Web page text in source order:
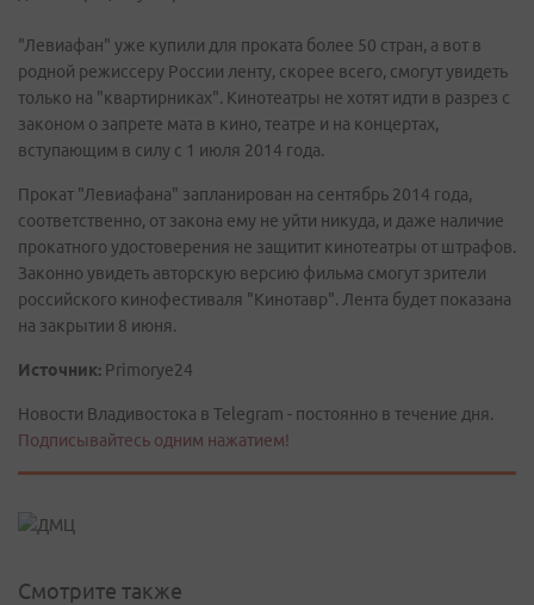
"Левиафан" уже купили для проката более 50 стран, а вот в
родной режиссеру России ленту, скорее всего, смогут увидеть
только на "квартирниках". Кинотеатры не хотят идти в разрез с
законом о запрете мата в кино, театре и на концертах,
вступающим в силу с 1 июля 2014 года.
Прокат "Левиафана" запланирован на сентябрь 2014 года,
соответственно, от закона ему не уйти никуда, и даже наличие
прокатного удостоверения не защитит кинотеатры от штрафов.
Законно увидеть авторскую версию фильма смогут зрители
российского кинофестиваля "Кинотавр". Лента будет показана
на закрытии 8 июня.
Источник: Primorye24
Новости Владивостока в Telegram - постоянно в течение дня.
Подписывайтесь одним нажатием!
Смотрите также